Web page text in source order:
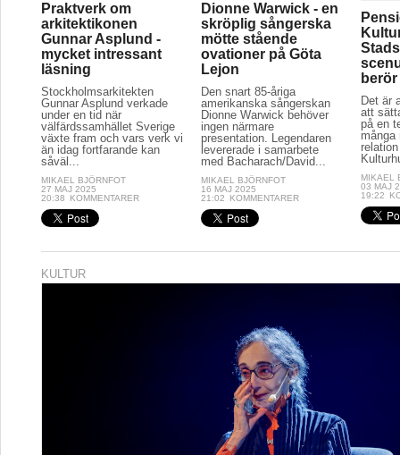
Praktverk om
arkitektikonen
Gunnar Asplund -
mycket intressant
läsning
Stockholmsarkitekten
Gunnar Asplund verkade
under en tid när
välfärdssamhället Sverige
växte fram och vars verk vi
än idag fortfarande kan
såväl...
MIKAEL BJÖRNFOT
27 MAJ 2025
20:38
KOMMENTARER
Dionne Warwick - en
skröplig sångerska
mötte stående
ovationer på Göta
Lejon
Den snart 85-åriga
amerikanska sångerskan
Dionne Warwick behöver
ingen närmare
presentation. Legendaren
levererade i samarbete
med Bacharach/David...
MIKAEL BJÖRNFOT
16 MAJ 2025
21:02
KOMMENTARER
berör
Det är
att
på en
många
MIKAEL
03 MAJ
19:22
KULTUR